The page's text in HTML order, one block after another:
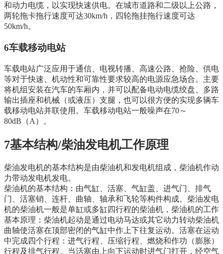
和动力电缆，以实现快速供电。在城市道路和二级以上公路，
两轮拖卡拖行速度可达30km/h，四轮拖挂拖行速度可达
50km/h。
6车载移动电站
车载电站广泛应用于通信、电视转播、高速公路、抢险、供电
等对于快速、机动性和可靠性要求较高的电源应急场合。主要
将机组安装在汽车的车厢内，并可以配备电动电缆绞盘、多路
输出插座和机械（或液压）支腿，也可以很方便的实现多辆车
载移动电站并联使用。车载移动电站一般噪声在70～
80dB（A）。
7基本结构/柴油发电机工作原理
柴油发电机的基本结构是由柴油机和发电机组成，柴油机作动
力带动发电机发电。
柴油机的基本结构：由气缸、活塞、气缸盖、进气门、排气
门、活塞销、连杆、曲轴、轴承和飞轮等构件构成。柴油发电
机的柴油机一般是单缸或多缸四行程的柴油机，柴油机的工作
基本原理：柴油机起动是通过电动马达或其它动力转动柴油机
曲轴使活塞在顶部密闭的气缸中作上下往复运动。活塞在运动
中完成四个行程：进气行程、压缩行程、燃烧和作功（膨胀）
行程及排气行程。当活塞由上向下运动时进气门打开，经空气